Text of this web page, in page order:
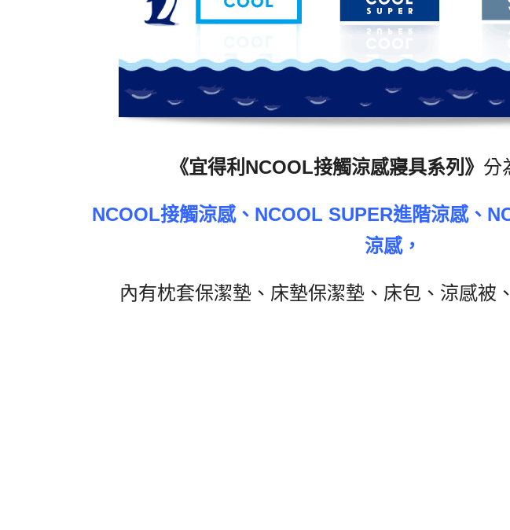
《宜得利NCOOL接觸涼感寢具系列 》 分
NCOOL接觸涼感、 NCOOL SUPER進階涼感、
涼感，
內有枕套保潔墊、床墊保潔墊、床包、涼感被